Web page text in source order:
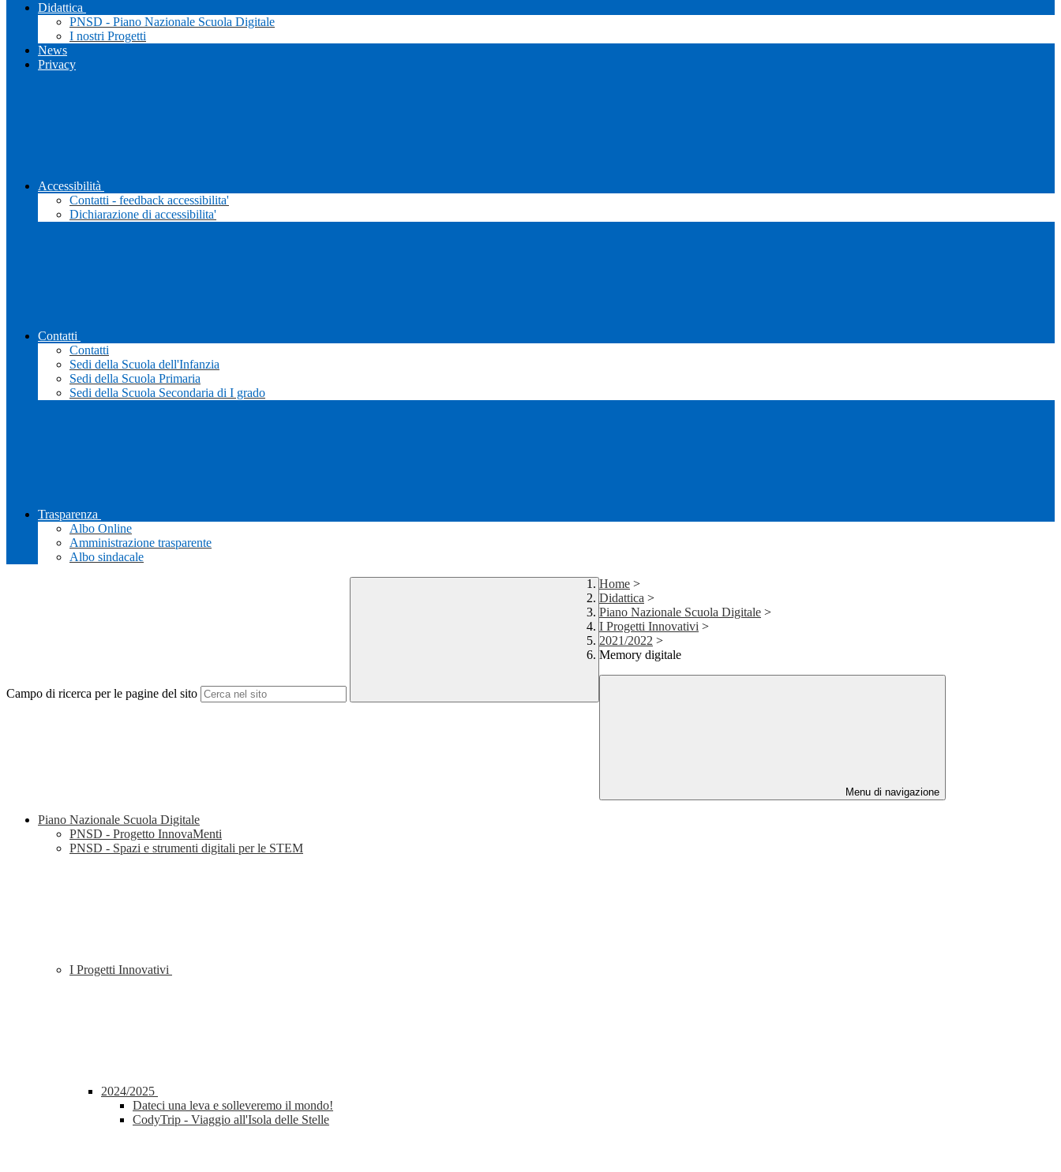
Didattica
PNSD - Piano Nazionale Scuola Digitale
I nostri Progetti
News
Privacy
Accessibilità
Contatti - feedback accessibilita'
Dichiarazione di accessibilita'
Contatti
Contatti
Sedi della Scuola dell'Infanzia
Sedi della Scuola Primaria
Sedi della Scuola Secondaria di I grado
Trasparenza
Albo Online
Amministrazione trasparente
Albo sindacale
Campo di ricerca per le pagine del sito
Home >
Didattica >
Piano Nazionale Scuola Digitale >
I Progetti Innovativi >
2021/2022 >
Memory digitale
Menu di navigazione
Piano Nazionale Scuola Digitale
PNSD - Progetto InnovaMenti
PNSD - Spazi e strumenti digitali per le STEM
I Progetti Innovativi
2024/2025
Dateci una leva e solleveremo il mondo!
CodyTrip - Viaggio all'Isola delle Stelle